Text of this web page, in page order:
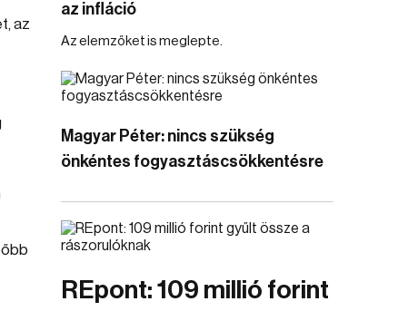
az
az infláció
Az elemzőket is meglepte.
Magyar Péter: nincs szükség
önkéntes fogyasztáscsökkentésre
REpont: 109 millió forint